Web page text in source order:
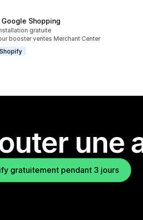
Shopping
5
gratuite
booster ventes Merchant Center
une
gratuitement pendant 3 jours